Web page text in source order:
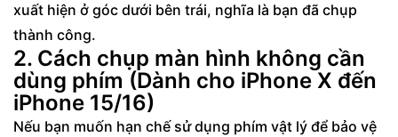
xuất hiện ở góc dưới bên trái, nghĩa là bạn đã chụp
thành công.
2. Cách chụp màn hình không cần
dùng phím (Dành cho iPhone X đến
iPhone 15/16)
Nếu bạn muốn hạn chế sử dụng phím vật lý để bảo vệ